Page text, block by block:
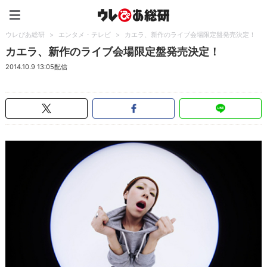
ウレぴあ総研 > エンタメ・テレビ > カエラ、新作のライブ会場限定盤発売決定！
カエラ、新作のライブ会場限定盤発売決定！
2014.10.9 13:05配信